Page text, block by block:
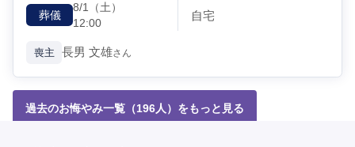
葬儀
8/1 （土）
12:00
自宅
喪主 長男 文雄さん
過去のお悔やみ一覧（196人）をもっと見る